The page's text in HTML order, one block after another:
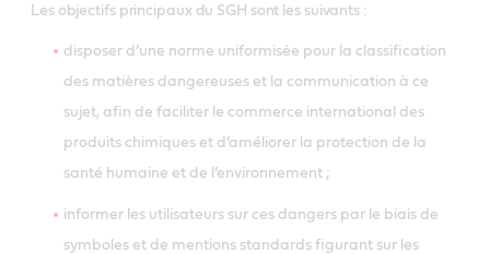
Les objectifs principaux du SGH sont les suivants :
disposer d’une norme uniformisée pour la classification
des matières dangereuses et la communication à ce
sujet, afin de faciliter le commerce international des
produits chimiques et d’améliorer la protection de la
santé humaine et de l’environnement ;
informer les utilisateurs sur ces dangers par le biais de
symboles et de mentions standards figurant sur les